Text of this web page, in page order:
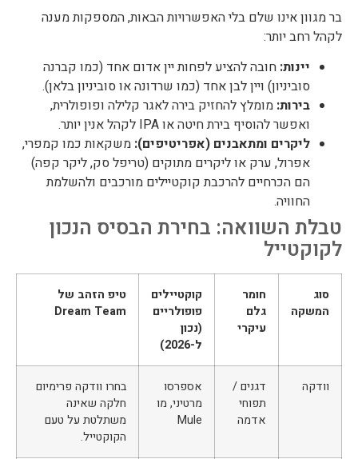
בר מגוון אינו שלם בלי האפשרויות הבאות, המספקות מענה
לקהל רחב יותר:
יינות: חובה להציע לפחות יין אדום אחד (כמו קברנה
סוביניון) ויין לבן אחד (כמו שרדונה או סוביניון בלאן).
בירות: מומלץ להחזיק בירה לאגר קלילה ופופולרית,
ואפשר להוסיף בירת חיטה או IPA לקהל אנין יותר.
ליקרים ומתאבנים (אפריטיפים): משקאות כמו קמפרי,
אפרול, ערק או ליקרים מתוקים (טריפל סק, ליקר קפה)
הם הכרחיים להרכבת קוקטיילים מורכבים ולהשלמת
החוויה.
טבלת השוואה: בחירת הבסיס הנכון
לקוקטייל
סוג
המשקה
חומר
גלם
עיקרי
קוקטיילים
פופולריים
(נכון
ל-2026)
טיפ הזהב של
Dream Team
וודקה
דגנים /
תפוחי
אדמה
אספרסו
מרטיני, מו
Mule
בחרו וודקה פרימיום
חלקה שאינה
משתלטת על טעם
הקוקטייל.